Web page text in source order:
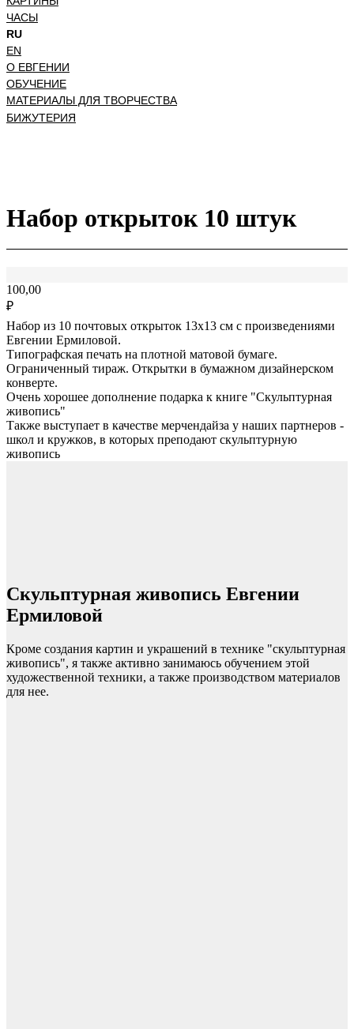
ЧАСЫ
RU
EN
О ЕВГЕНИИ
ОБУЧЕНИЕ
МАТЕРИАЛЫ ДЛЯ ТВОРЧЕСТВА
БИЖУТЕРИЯ
Набор открыток 10 штук
100,00
₽
Набор из 10 почтовых открыток 13х13 см с произведениями
Евгении Ермиловой.
Типографская печать на плотной матовой бумаге.
Ограниченный тираж. Открытки в бумажном дизайнерском
конверте.
Очень хорошее дополнение подарка к книге "Скульптурная
живопись"
Также выступает в качестве мерчендайза у наших партнеров -
школ и кружков, в которых преподают скульптурную
живопись
Скульптурная живопись Евгении
Ермиловой
Кроме создания картин и украшений в технике "скульптурная
живопись", я также активно занимаюсь обучением этой
художественной техники, а также производством материалов
для нее.